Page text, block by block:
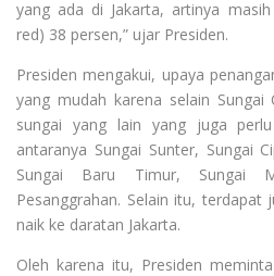
yang ada di Jakarta, artinya
red) 38 persen,” ujar Presiden.
Presiden mengakui, upaya
yang mudah karena selain
sungai yang lain yang juga
antaranya Sungai Sunter, Sungai
Sungai Baru Timur, Sungai
Pesanggrahan. Selain itu,
naik ke daratan Jakarta.
Oleh karena itu, Presiden